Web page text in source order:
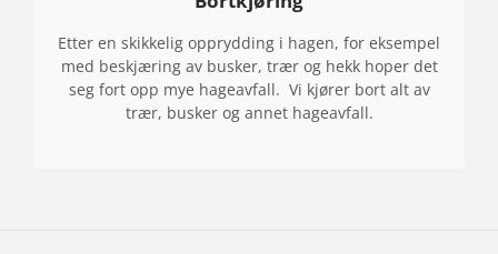
Etter en skikkelig opprydding i hagen, for eksempel
med beskjæring av busker, trær og hekk hoper det
seg fort opp mye hageavfall. Vi kjører bort alt av
trær, busker og annet hageavfall.